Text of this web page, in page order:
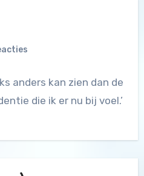
anders kan zien dan de
die ik er nu bij voel.’